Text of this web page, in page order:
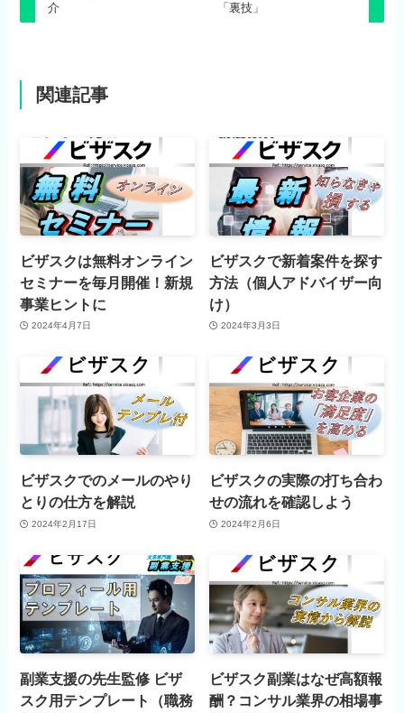
介
「裏技」
関連記事
ビザスクは無料オンライン
セミナーを毎月開催！新規
事業ヒントに
2024年4月7日
ビザスクで新着案件を探す
方法（個人アドバイザー向
け）
2024年3月3日
ビザスクでのメールのやり
とりの仕方を解説
2024年2月17日
ビザスクの実際の打ち合わ
せの流れを確認しよう
2024年2月6日
副業支援の先生監修 ビザ
スク用テンプレート（職務
ビザスク副業はなぜ高額報
酬？コンサル業界の相場事